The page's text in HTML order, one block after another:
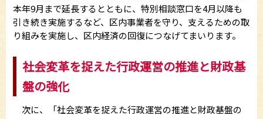
本年9月まで延長するとともに、特別相談窓口を4月以降も
引き続き実施するなど、区内事業者を守り、支えるための取
り組みを実施し、区内経済の回復につなげてまいります。
社会変革を捉えた行政運営の推進と財政基
盤の強化
次に、「社会変革を捉えた行政運営の推進と財政基盤の